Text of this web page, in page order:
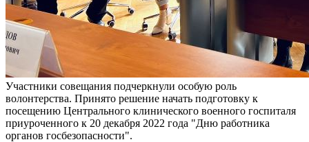
Участники совещания подчеркнули особую роль
волонтерства. Принято решение начать подготовку к
посещению Центрального клинического военного госпиталя
приуроченного к 20 декабря 2022 года "Дню работника
органов госбезопасности".